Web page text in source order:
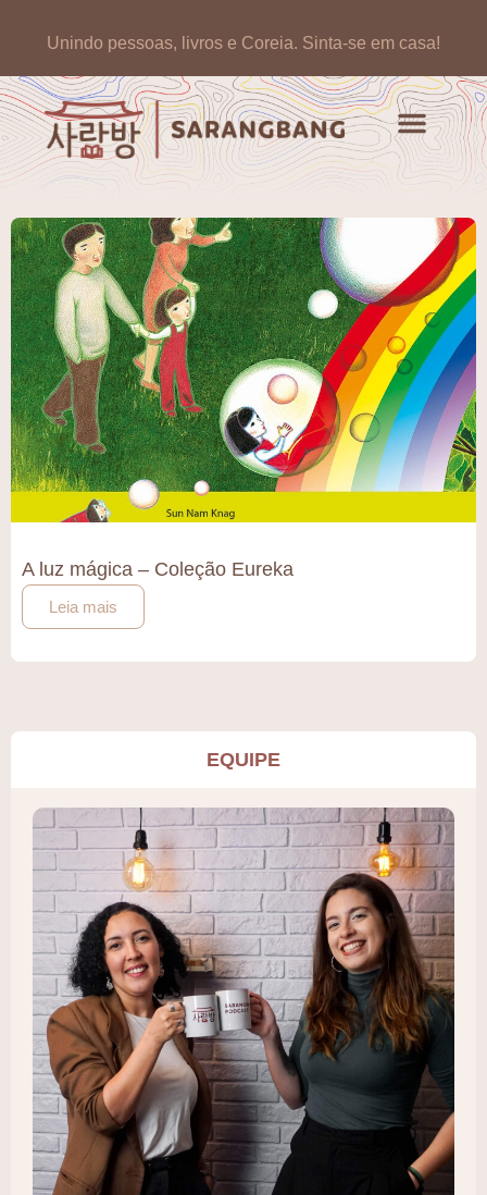
Unindo pessoas, livros e Coreia. Sinta-se em casa!
A luz mágica – Coleção Eureka
Leia mais
EQUIPE